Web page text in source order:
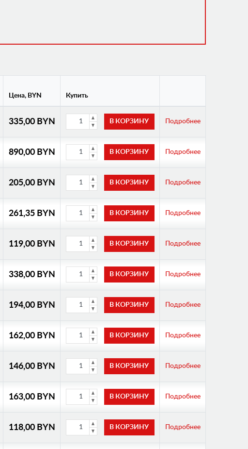
Цена, BYN Купить
335,00 BYN Подробнее
890,00 BYN Подробнее
205,00 BYN Подробнее
261,35 BYN Подробнее
119,00 BYN Подробнее
338,00 BYN Подробнее
194,00 BYN Подробнее
162,00 BYN Подробнее
146,00 BYN Подробнее
163,00 BYN Подробнее
118,00 BYN Подробнее